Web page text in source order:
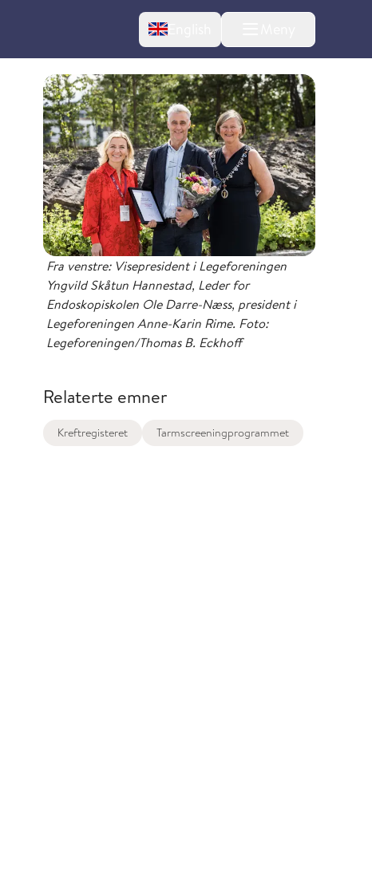
English
Fra venstre: Visepresident i Legeforeningen
Yngvild Skåtun Hannestad, Leder for
Endoskopiskolen Ole Darre-Næss, president i
Legeforeningen Anne-Karin Rime. Foto:
Legeforeningen/Thomas B. Eckhoff
Relaterte emner
Kreftregisteret Tarmscreeningprogrammet